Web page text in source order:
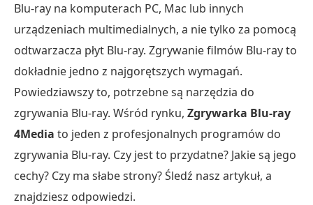
Blu-ray na komputerach PC, Mac lub innych
urządzeniach multimedialnych, a nie tylko za pomocą
odtwarzacza płyt Blu-ray. Zgrywanie filmów Blu-ray to
dokładnie jedno z najgorętszych wymagań.
Powiedziawszy to, potrzebne są narzędzia do
zgrywania Blu-ray. Wśród rynku, Zgrywarka Blu-ray
4Media to jeden z profesjonalnych programów do
zgrywania Blu-ray. Czy jest to przydatne? Jakie są jego
cechy? Czy ma słabe strony? Śledź nasz artykuł, a
znajdziesz odpowiedzi.